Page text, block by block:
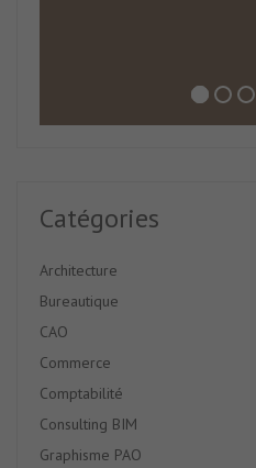
Catégories
Architecture
Bureautique
CAO
Commerce
Comptabilité
Consulting BIM
Graphisme PAO